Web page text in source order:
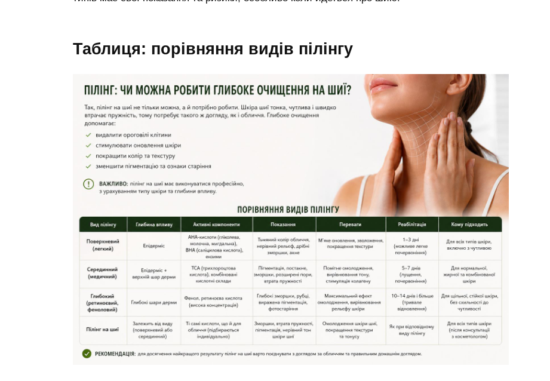
таблиця: порівняння видів пілінгу